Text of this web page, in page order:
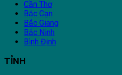
Cần Thơ
Bắc Cạn
Bắc Giang
Bắc Ninh
Bình Định
TỈNH